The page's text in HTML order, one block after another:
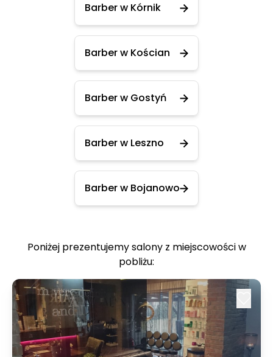
Barber w Kórnik
Barber w Kościan
Barber w Gostyń
Barber w Leszno
Barber w Bojanowo
Poniżej prezentujemy salony z miejscowości w
pobliżu: